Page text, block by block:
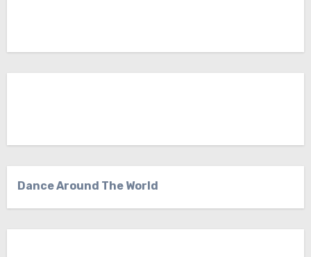
Dance Around The World